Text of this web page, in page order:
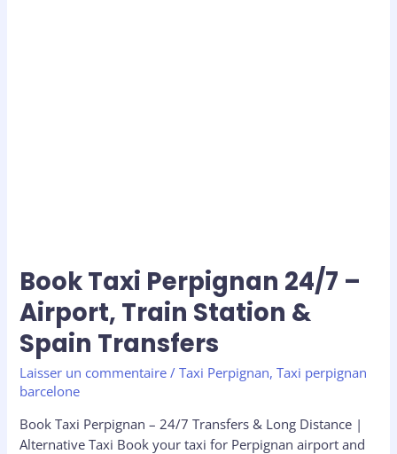
Book Taxi Perpignan 24/7 –
Airport, Train Station &
Spain Transfers
Laisser un commentaire /Taxi Perpignan,Taxi perpignan
barcelone
Book Taxi Perpignan – 24/7 Transfers & Long Distance |
Alternative Taxi Book your taxi for Perpignan airport and